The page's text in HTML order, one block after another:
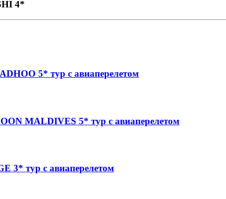
4*
5* тур с авиаперелетом
MALDIVES 5* тур с авиаперелетом
3* тур с авиаперелетом